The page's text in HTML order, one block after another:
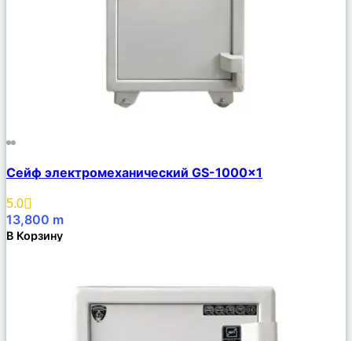
Описание
Избранное
Сейф электромеханический GS-1000×1
5.0
13,800 m
В Корзину